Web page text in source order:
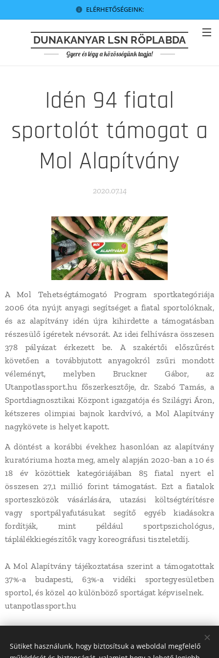
ELÉRHETŐSÉGEINK:
DUNAKANYAR LSN RÖPLABDA
Gyere és légy a közösségünk tagja!
Idén 94 fiatal
sportolót támogat a
Mol Alapítvány
2020.07.14
A Mol Tehetségtámogató Program sportkategóriája
2006 óta nyújt anyagi segítséget a fiatal sportolóknak,
és az alapítvány idén újra kihirdette a támogatásban
részesülő ígéretek névsorát. Az idei felhívásra összesen
378 pályázat érkezett be. A szakértői előszűrést
követően a továbbjutott anyagokról zsűri mondott
véleményt, melyben Bruckner Gábor, az
Utanpotlassport.hu főszerkesztője, dr. Szabó Tamás, a
Sportdiagnosztikai Központ igazgatója és Szilágyi Áron,
kétszeres olimpiai bajnok kardvívó, a Mol Alapítvány
nagykövete is helyet kapott.
A döntést a korábbi évekhez hasonlóan az alapítvány
kuratóriuma hozta meg, amely alapján 2020-ban a 10 és
18 év közöttiek kategóriájában 85 fiatal nyert el
összesen 27,1 millió forint támogatást. Ezt a fiatalok
sporteszközök vásárlására, utazási költségtérítésre
vagy sportpályafutásukat segítő egyéb kiadásokra
fordítják, mint például sportpszichológus,
táplálékkiegészítők vagy koreográfusi tiszteletdíj.
A Mol Alapítvány tájékoztatása szerint a támogatottak
37%-a budapesti, 63%-a vidéki sportegyesületben
sportol, és közel 40 különböző sportágat képviselnek.
utanpotlassport.hu
Sütiket használunk, hogy biztosítsuk a weboldal megfelelő